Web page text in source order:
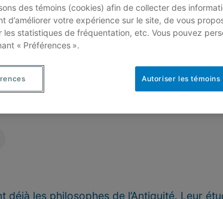
tasse de thé
déjà les philosophes de l’Antiquité. Leur
des témoins (cookies) afin de collecter des
d’améliorer votre expérience sur le site, de vous
les statistiques de fréquentation, etc. Vous pouvez
« Préférences ».
Autoriser les témoins